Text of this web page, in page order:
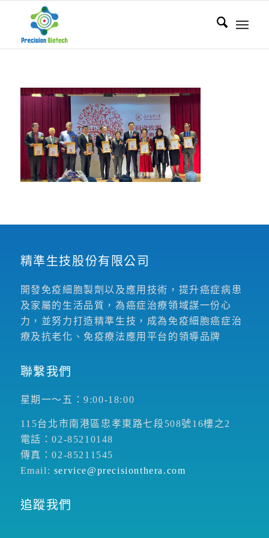
精準生技股份有限公司
開發免疫細胞製劑以及應用技術，提升癌症病患
及家屬的生活品質，為癌症治療領域謀一份心
力，並努力打造精準生技，成為免疫細胞癌症治
療及抗老化、免疫療法應用平台的領導品牌
聯繫我們
星期一～五：9:00-18:00
115台北市南港區忠孝東路七段508號16樓之2
電話：02-85210148
傳真：02-85211545
Email: service@precisionthera.com
追蹤我們